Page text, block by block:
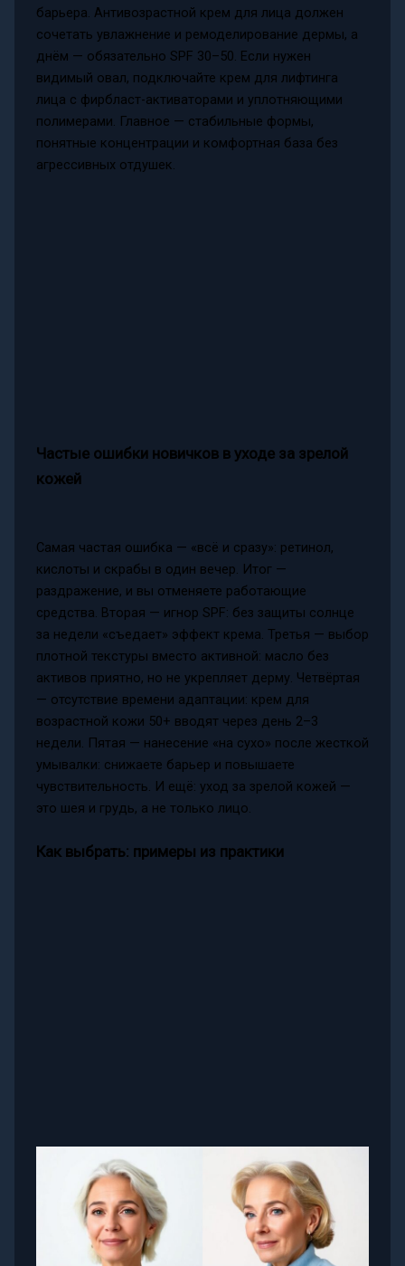
барьера. Антивозрастной крем для лица должен
сочетать увлажнение и ремоделирование дермы, а
днём — обязательно SPF 30–50. Если нужен
видимый овал, подключайте крем для лифтинга
лица с фирбласт-активаторами и уплотняющими
полимерами. Главное — стабильные формы,
понятные концентрации и комфортная база без
агрессивных отдушек.
Частые ошибки новичков в уходе за зрелой
кожей
Самая частая ошибка — «всё и сразу»: ретинол,
кислоты и скрабы в один вечер. Итог —
раздражение, и вы отменяете работающие
средства. Вторая — игнор SPF: без защиты солнце
за недели «съедает» эффект крема. Третья — выбор
плотной текстуры вместо активной: масло без
активов приятно, но не укрепляет дерму. Четвёртая
— отсутствие времени адаптации: крем для
возрастной кожи 50+ вводят через день 2–3
недели. Пятая — нанесение «на сухо» после жесткой
умывалки: снижаете барьер и повышаете
чувствительность. И ещё: уход за зрелой кожей —
это шея и грудь, а не только лицо.
Как выбрать: примеры из практики